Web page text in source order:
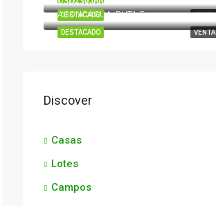
VENTA
DESTACADO
VENTA
DESTACADO
ACONCAGUA ,RUTA 5
Discover
Casas
Lotes
Campos